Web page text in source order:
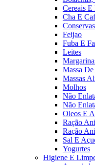
Cereais E
Cha E
Conservas
Feijao
Fuba E
Leites
Massa
Massas
Molhos
Não
Não
Oleos E
Ração
Ração
Sal E
Yogurtes
Higiene E